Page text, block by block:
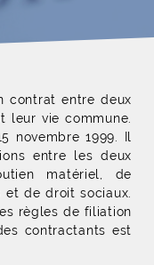
contrat entre deux
leur vie commune.
novembre 1999. Il
entre les deux
matériel, de
et de droit sociaux.
règles de filiation
contractants est